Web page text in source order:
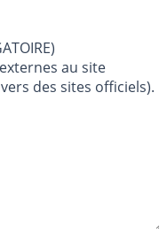
(OBLIGATOIRE)
au site
des sites officiels).